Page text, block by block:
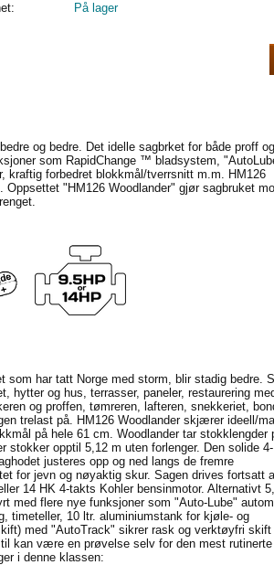
På lager
og bedre. Det idelle sagbrket for både proff og
som RapidChange ™ bladsystem,
kraftig forbedret blokkmål/tverrsnitt m.m. HM126
"HM126 Woodlander" gjør sagbruket
som har tatt Norge med storm, blir stadig bedre.
hytter og hus, terrasser, paneler, restaurering
og proffen, tømreren, lafteren, snekkeriet,
trelast på. HM126 Woodlander skjærer ideell/
på hele 61 cm. Woodlander tar stokklengder
stokker opptil 5,12 m uten forlenger. Den solide 4-
justeres opp og ned langs de fremre
for jevn og nøyaktig skur. Sagen drives fortsatt
14 HK 4-takts Kohler bensinmotor. Alternativt
med flere nye funksjoner som "Auto-Lube"
timeteller, 10 ltr. aluminiumstank for kjøle- og
med "AutoTrack" sikrer rask og verktøyfri skift
kan være en prøvelse selv for den mest rutinerte
i denne klassen: